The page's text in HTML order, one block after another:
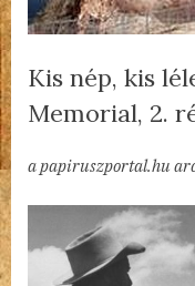
Kis nép, kis
Memorial, 2.
on
–
A
a papiruszportal.hu